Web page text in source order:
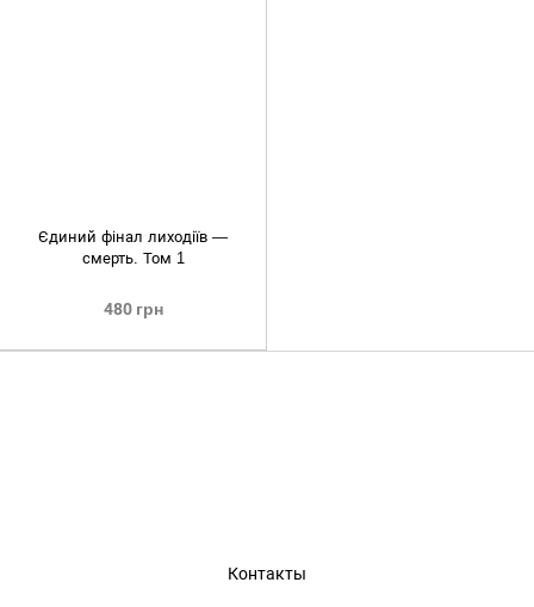
Єдиний фінал лиходіїв —
смерть. Том 1
480 грн
Контакты